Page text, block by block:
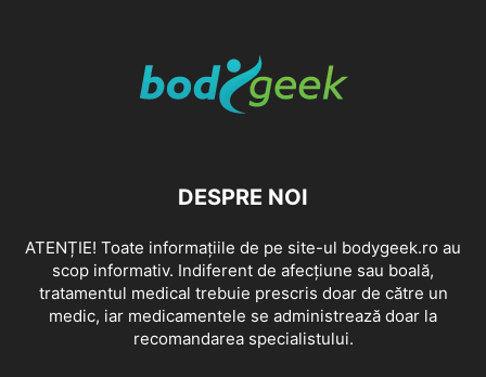
DESPRE NOI
ATENȚIE! Toate informațiile de pe site-ul bodygeek.ro au
scop informativ. Indiferent de afecțiune sau boală,
tratamentul medical trebuie prescris doar de către un
medic, iar medicamentele se administrează doar la
recomandarea specialistului.